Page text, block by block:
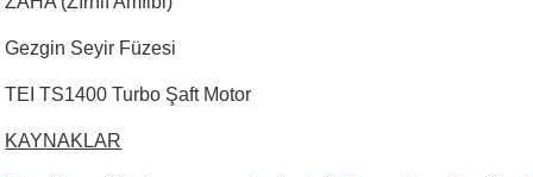
Gezgin Seyir Füzesi
TEI TS1400 Turbo Şaft Motor
KAYNAKLAR